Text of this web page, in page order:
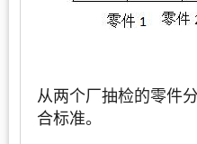
从两个厂抽检的零件
合标准。